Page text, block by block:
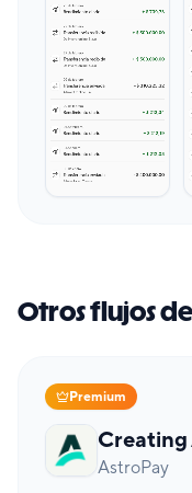
Otros flujos
Premium
AstroPay